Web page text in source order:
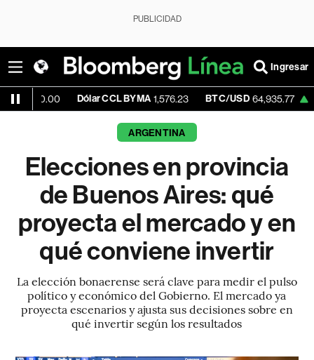
PUBLICIDAD
Ingresar
Dólar CCL BYMA 1,576.23 BTC/USD 64,935.77 +0.84%
ARGENTINA
Elecciones en provincia
de Buenos Aires: qué
proyecta el mercado y en
qué conviene invertir
La elección bonaerense será clave para medir el pulso
político y económico del Gobierno. El mercado ya
proyecta escenarios y ajusta sus decisiones sobre en
qué invertir según los resultados